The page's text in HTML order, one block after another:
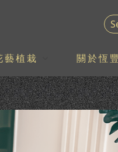
藝植栽 關於恆豐